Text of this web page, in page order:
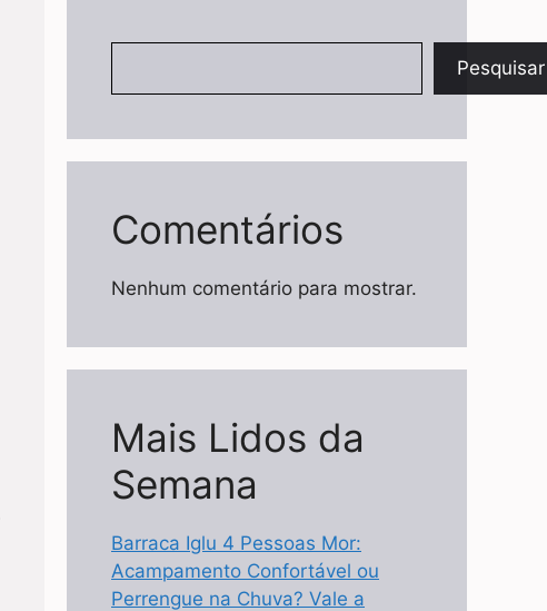
Pesquisar
Comentários
Nenhum comentário para mostrar.
Mais Lidos da
Semana
Barraca Iglu 4 Pessoas Mor:
Acampamento Confortável ou
Perrengue na Chuva? Vale a